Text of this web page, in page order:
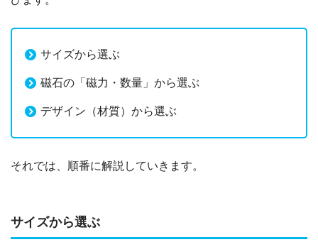
サイズから選ぶ
磁石の「磁力・数量」から選ぶ
デザイン（材質）から選ぶ
それでは、順番に解説していきます。
サイズから選ぶ